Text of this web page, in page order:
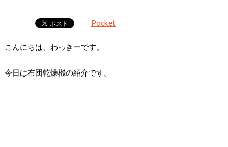
Pocket
こんにちは、わっきーです。
今日は布団乾燥機の紹介です。